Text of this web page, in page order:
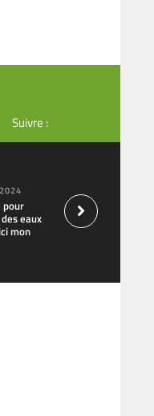
Suivre :
pour
eaux
mon